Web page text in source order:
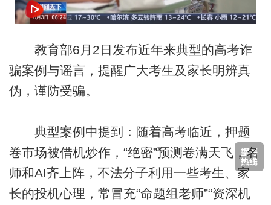
教育部6月2日发布近年来典型的高考诈
骗案例与谣言，提醒广大考生及家长明辨真
伪，谨防受骗。
典型案例中提到：随着高考临近，押题
卷市场被借机炒作，“绝密”预测卷满天飞，名
师和AI齐上阵，不法分子利用一些考生、家
长的投机心理，常冒充“命题组老师”“资深机